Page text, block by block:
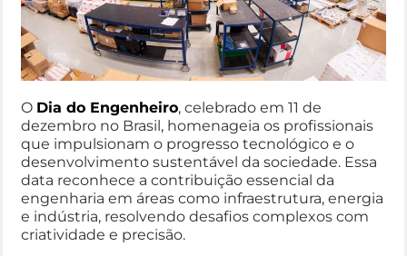
O Dia do Engenheiro, celebrado em 11 de
dezembro no Brasil, homenageia os profissionais
que impulsionam o progresso tecnológico e o
desenvolvimento sustentável da sociedade. Essa
data reconhece a contribuição essencial da
engenharia em áreas como infraestrutura, energia
e indústria, resolvendo desafios complexos com
criatividade e precisão.